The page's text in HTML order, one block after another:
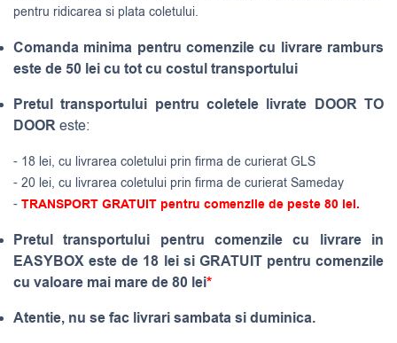
pentru ridicarea si plata coletului.
Comanda minima pentru comenzile cu livrare ramburs
este de 50 lei cu tot cu costul transportului
Pretul transportului pentru coletele livrate DOOR TO
DOOReste:
- 18 lei, cu livrarea coletului prin firma de curierat GLS
- 20 lei, cu livrarea coletului prin firma de curierat Sameday
- TRANSPORT GRATUIT pentru comenzile de peste 80 lei.
Pretul transportului pentru comenzile cu livrare in
EASYBOX este de 18 lei si GRATUIT pentru comenzile
cu valoare mai mare de 80 lei*
Atentie, nu se fac livrari sambata si duminica.